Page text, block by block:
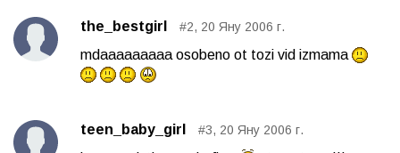
the_bestgirl #2, 20 Яну 2006 г.
mdaaaaaaaaa osobeno ot tozi vid izmama
teen_baby_girl #3, 20 Яну 2006 г.